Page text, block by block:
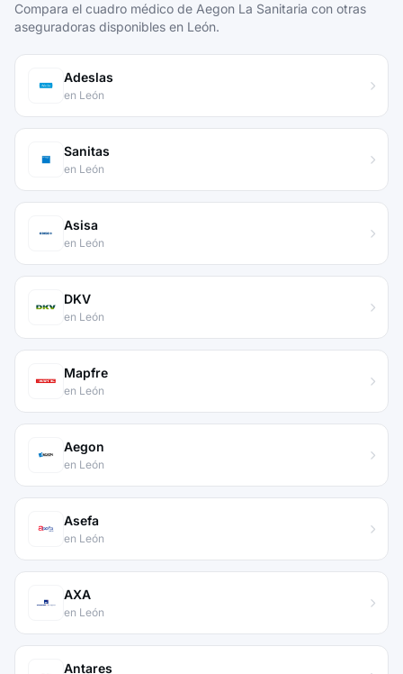
Compara el cuadro médico de Aegon La Sanitaria con otras
aseguradoras disponibles en León.
Adeslas
en León
Sanitas
en León
Asisa
en León
DKV
en León
Mapfre
en León
Aegon
en León
Asefa
en León
AXA
en León
Antares